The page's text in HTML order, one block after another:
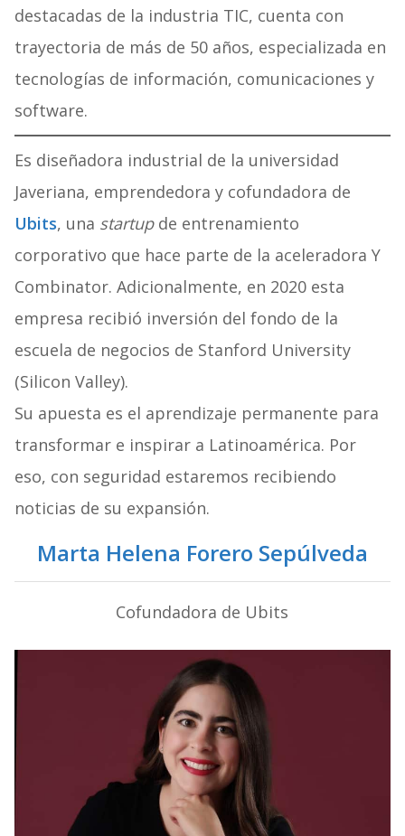
destacadas de la industria TIC, cuenta con
trayectoria de más de 50 años, especializada en
tecnologías de información, comunicaciones y
software.
Es diseñadora industrial de la universidad
Javeriana, emprendedora y cofundadora de
Ubits, una startupde entrenamiento
corporativo que hace parte de la aceleradora Y
Combinator. Adicionalmente, en 2020 esta
empresa recibió inversión del fondo de la
escuela de negocios de Stanford University
(Silicon Valley).
Su apuesta es el aprendizaje permanente para
transformar e inspirar a Latinoamérica. Por
eso, con seguridad estaremos recibiendo
noticias de su expansión.
Marta Helena Forero Sepúlveda
Cofundadora de Ubits